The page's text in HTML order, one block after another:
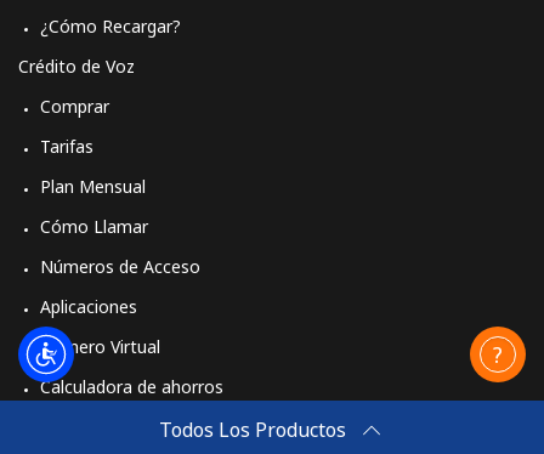
Todos Los Productos
¿Cómo Recargar?
Crédito de Voz
Comprar
Tarifas
Plan Mensual
Cómo Llamar
Números de Acceso
Aplicaciones
Número Virtual
Calculadora de ahorros